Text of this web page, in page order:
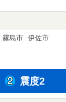
霧島市 伊佐市
震度2